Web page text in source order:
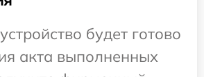
будет готово
акта выполненных